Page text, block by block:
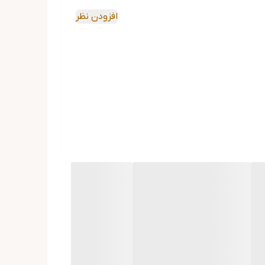
افزودن نظر